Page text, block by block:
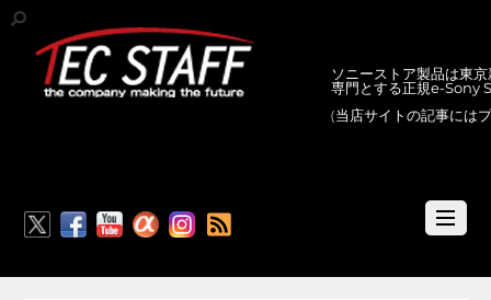
ソニーストア製品は東
専門とする正規e-Sony
(当店サイトの記事には